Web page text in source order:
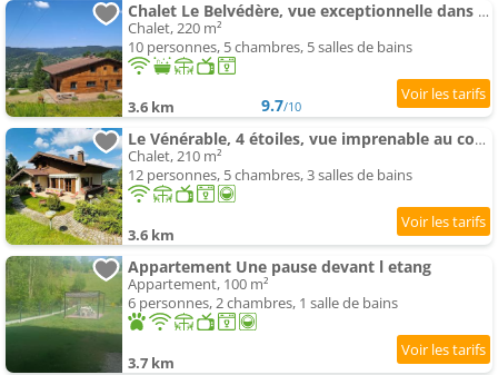
Chalet Le Belvédère, vue exceptionnelle dans les Hautes Vosges
Chalet, 220 m²
10 personnes, 5 chambres, 5 salles de bains
3.6 km 9.7/10
Le Vénérable, 4 étoiles, vue imprenable au coeur des Vosges
Chalet, 210 m²
12 personnes, 5 chambres, 3 salles de bains
3.6 km
Appartement Une pause devant l etang
Appartement, 100 m²
6 personnes, 2 chambres, 1 salle de bains
3.7 km